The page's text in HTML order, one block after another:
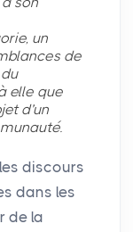
un
de
elle que
d’un
discours
dans les
de la